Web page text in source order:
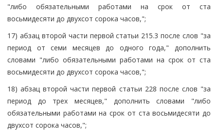
"либо обязательными работами на срок от ста
восьмидесяти до двухсот сорока часов,";
17) абзац второй части первой статьи 215.3 после слов "за
период от семи месяцев до одного года," дополнить
словами "либо обязательными работами на срок от ста
восьмидесяти до двухсот сорока часов,";
18) абзац второй части первой статьи 228 после слов "за
период до трех месяцев," дополнить словами "либо
обязательными работами на срок от ста восьмидесяти до
двухсот сорока часов,";